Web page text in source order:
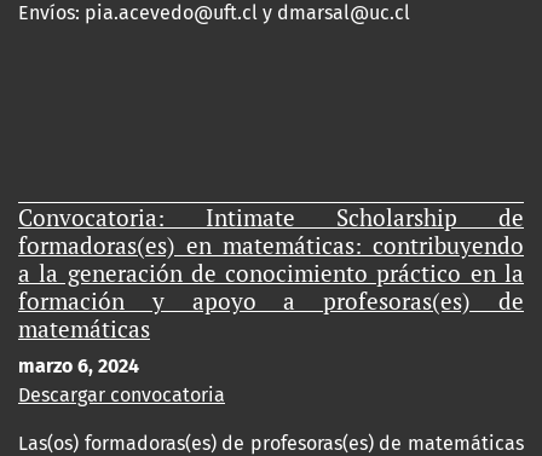
Envíos: pia.acevedo@uft.cl y dmarsal@uc.cl
Convocatoria: Intimate Scholarship de
formadoras(es) en matemáticas: contribuyendo
a la generación de conocimiento práctico en la
formación y apoyo a profesoras(es) de
matemáticas
marzo 6, 2024
Descargar convocatoria
Las(os) formadoras(es) de profesoras(es) de matemáticas